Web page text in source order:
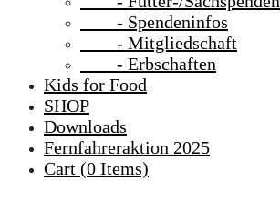
- Spendeninfos
- Mitgliedschaft
- Erbschaften
Kids for Food
SHOP
Downloads
Fernfahreraktion 2025
Cart (0 Items)